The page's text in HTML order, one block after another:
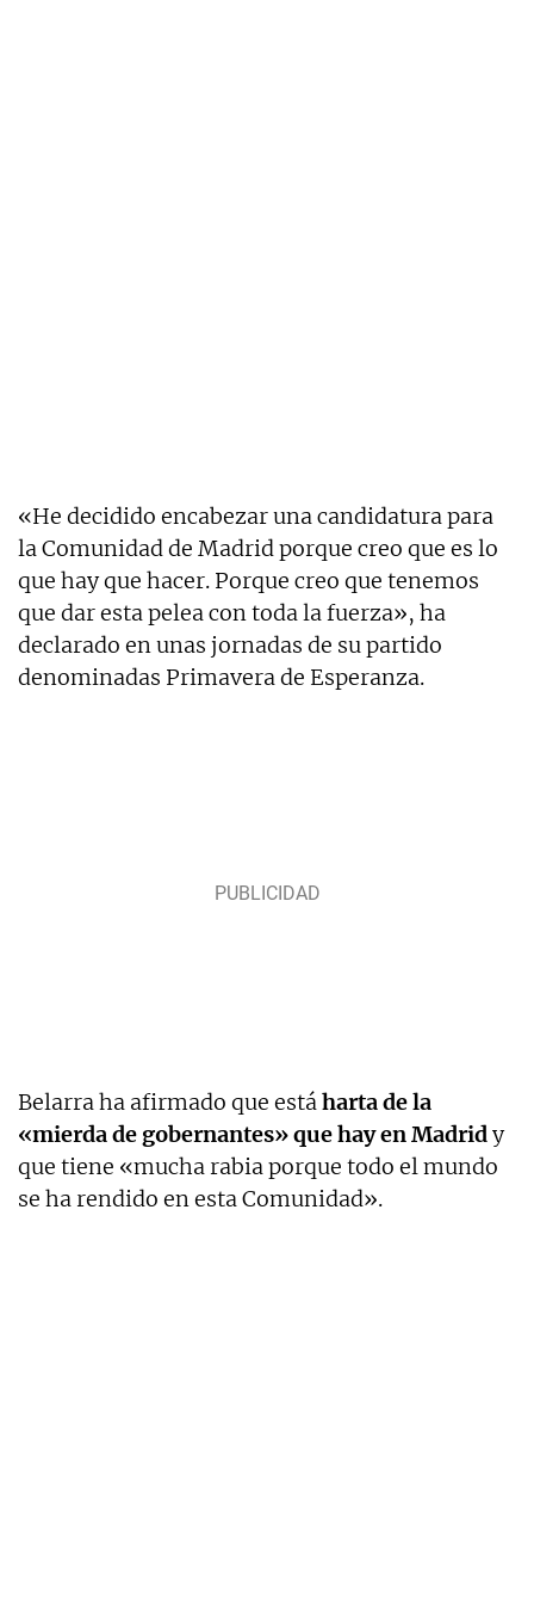
«He decidido encabezar una candidatura para
la Comunidad de Madrid porque creo que es lo
que hay que hacer. Porque creo que tenemos
que dar esta pelea con toda la fuerza», ha
declarado en unas jornadas de su partido
denominadas Primavera de Esperanza.
Belarra ha afirmado que estáharta de la
«mierda de gobernantes» que hay en Madridy
que tiene «mucha rabia porque todo el mundo
se ha rendido en esta Comunidad».